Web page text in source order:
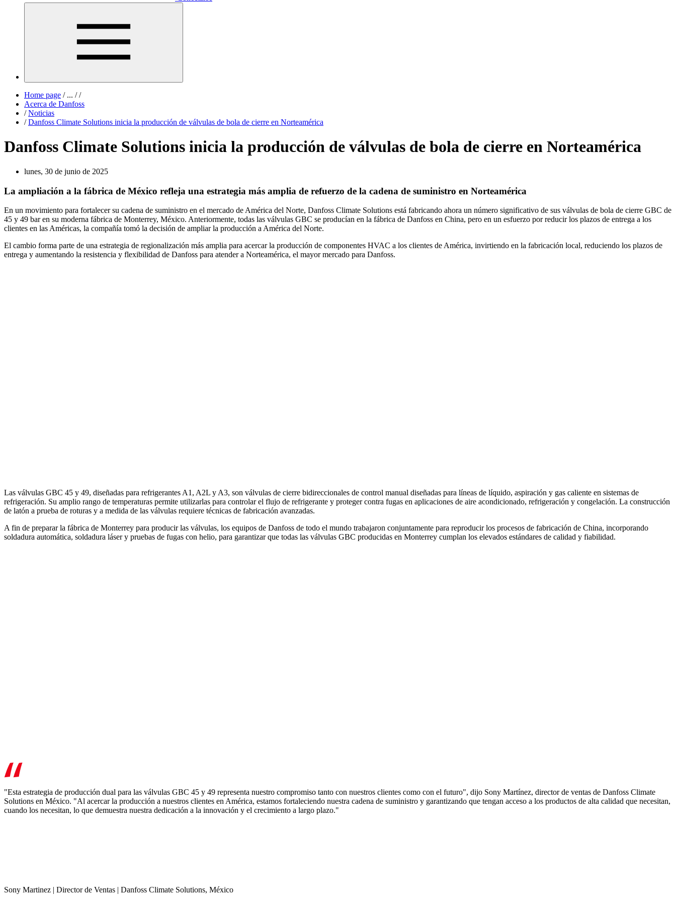
Home page /... / /
Acerca de Danfoss
/ Noticias
/ Danfoss Climate Solutions inicia la producción de válvulas de bola de cierre en Norteamérica
Danfoss Climate Solutions inicia la producción de válvulas de bola de cierre en Norteamérica
lunes, 30 de junio de 2025
La ampliación a la fábrica de México refleja una estrategia más amplia de refuerzo de la cadena de suministro en Norteamérica
En un movimiento para fortalecer su cadena de suministro en el mercado de América del Norte, Danfoss Climate Solutions está fabricando ahora un número significativo de sus válvulas de bola de cierre GBC de
45 y 49 bar en su moderna fábrica de Monterrey, México. Anteriormente, todas las válvulas GBC se producían en la fábrica de Danfoss en China, pero en un esfuerzo por reducir los plazos de entrega a los
clientes en las Américas, la compañía tomó la decisión de ampliar la producción a América del Norte.
El cambio forma parte de una estrategia de regionalización más amplia para acercar la producción de componentes HVAC a los clientes de América, invirtiendo en la fabricación local, reduciendo los plazos de
entrega y aumentando la resistencia y flexibilidad de Danfoss para atender a Norteamérica, el mayor mercado para Danfoss.
Las válvulas GBC 45 y 49, diseñadas para refrigerantes A1, A2L y A3, son válvulas de cierre bidireccionales de control manual diseñadas para líneas de líquido, aspiración y gas caliente en sistemas de
refrigeración. Su amplio rango de temperaturas permite utilizarlas para controlar el flujo de refrigerante y proteger contra fugas en aplicaciones de aire acondicionado, refrigeración y congelación. La construcción
de latón a prueba de roturas y a medida de las válvulas requiere técnicas de fabricación avanzadas.
A fin de preparar la fábrica de Monterrey para producir las válvulas, los equipos de Danfoss de todo el mundo trabajaron conjuntamente para reproducir los procesos de fabricación de China, incorporando
soldadura automática, soldadura láser y pruebas de fugas con helio, para garantizar que todas las válvulas GBC producidas en Monterrey cumplan los elevados estándares de calidad y fiabilidad.
"Esta estrategia de producción dual para las válvulas GBC 45 y 49 representa nuestro compromiso tanto con nuestros clientes como con el futuro", dijo Sony Martínez, director de ventas de Danfoss Climate
Solutions en México. "Al acercar la producción a nuestros clientes en América, estamos fortaleciendo nuestra cadena de suministro y garantizando que tengan acceso a los productos de alta calidad que necesitan,
cuando los necesitan, lo que demuestra nuestra dedicación a la innovación y el crecimiento a largo plazo."
Sony Martinez | Director de Ventas | Danfoss Climate Solutions, México